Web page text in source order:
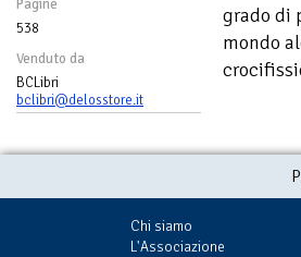
Pagine
538
Venduto da
BCLibri
bclibri@delosstore.it
grado di
mondo
Chi siamo
L'Associazione